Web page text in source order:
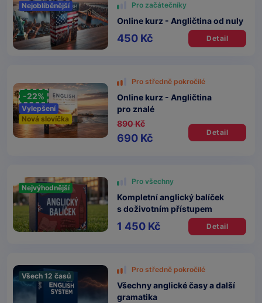
Nejoblíběnější Pro začátečníky
Online kurz - Angličtina od nuly
450 Kč Detail
-22%
Vylepšení
Nová slovíčka
Pro středně pokročilé
Online kurz - Angličtina
pro znalé
890 Kč
690 Kč Detail
Nejvýhodnější
Pro všechny
Kompletní anglický balíček
s doživotním přístupem
1 450 Kč Detail
Všech 12 časů
Pro středně pokročilé
Všechny anglické časy a další
gramatika